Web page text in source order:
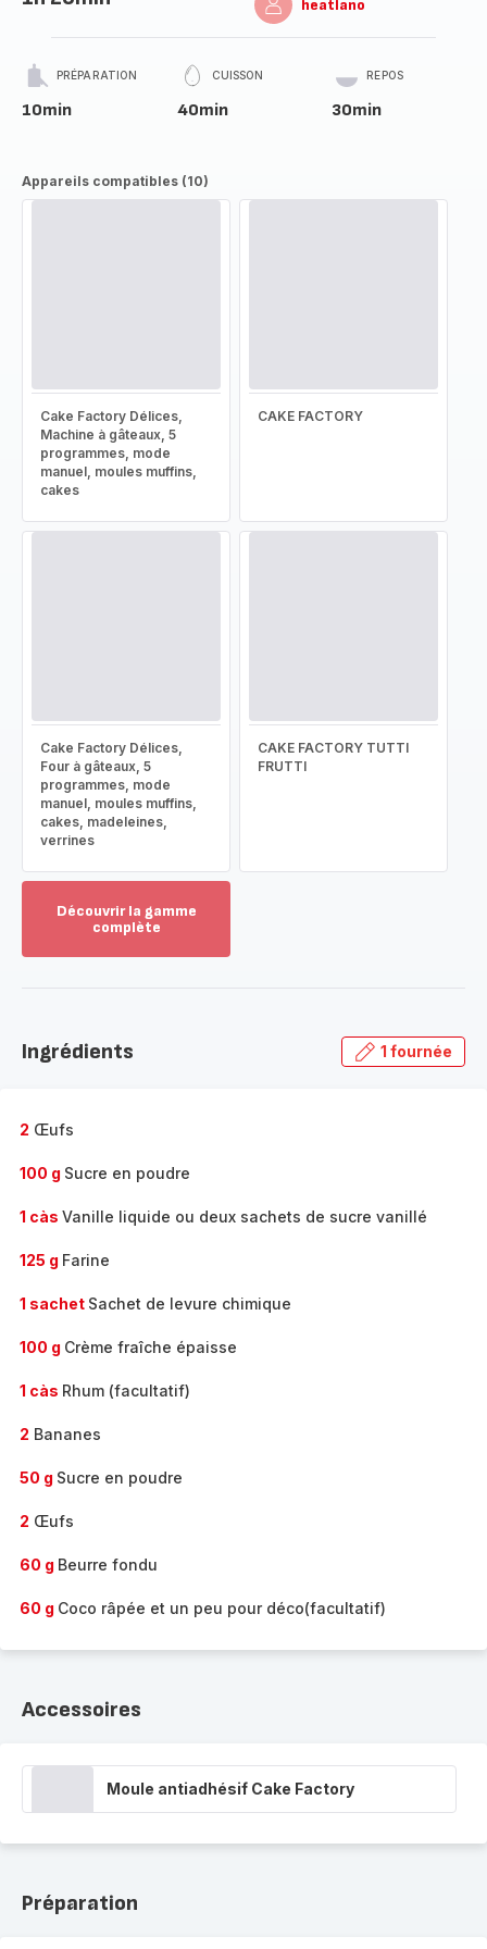
heatlano
PRÉPARATION
10min
CUISSON
40min
REPOS
30min
Appareils compatibles (10)
Cake Factory Délices,
Machine à gâteaux, 5
programmes, mode
manuel, moules muffins,
cakes
CAKE FACTORY
Cake Factory Délices,
Four à gâteaux, 5
programmes, mode
manuel, moules muffins,
cakes, madeleines,
verrines
CAKE FACTORY TUTTI
FRUTTI
Découvrir la gamme
complète
gamme
Ingrédients 1 fournée
2 Œufs
100 g Sucre en poudre
1 càs Vanille liquide ou deux sachets de sucre vanillé
125 g Farine
1 sachet Sachet de levure chimique
100 g Crème fraîche épaisse
1 càs Rhum (facultatif)
2 Bananes
50 g Sucre en poudre
2 Œufs
60 g Beurre fondu
60 g Coco râpée et un peu pour déco(facultatif)
Accessoires
Moule antiadhésif Cake Factory
Préparation